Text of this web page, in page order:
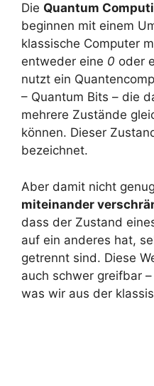
Die Quantum
beginnen mit einem
klassische Computer
entweder eine 0 oder
nutzt ein
– Quantum Bits – die
mehrere Zustände
können. Dieser
bezeichnet.
Aber damit nicht
miteinander
dass der Zustand
auf ein anderes hat,
getrennt sind. Diese
auch schwer greifbar
was wir aus der